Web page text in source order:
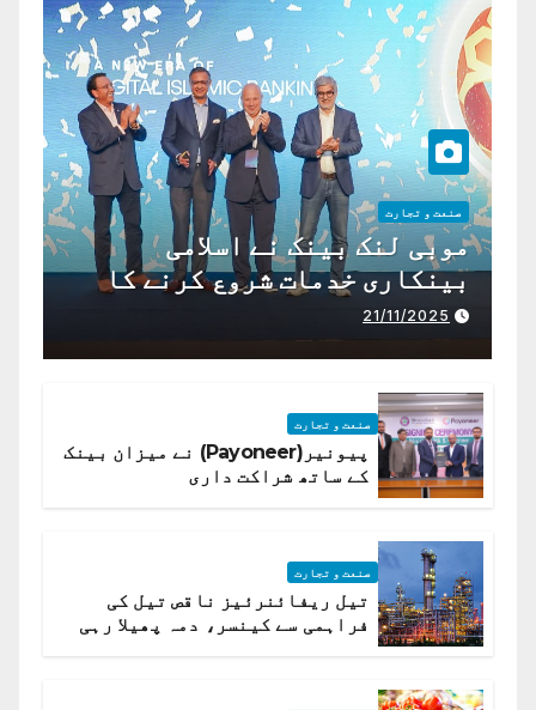
صنعت و تجارت
موبی لنک بینک نے اسلامی
بینکاری خدمات شروع کرنے کا
اعلان کیا ہے،
21/11/2025
صنعت و تجارت
پیونیر(Payoneer) نے میزان بینک
کے ساتھ شراکت داری
صنعت و تجارت
تیل ریفائنرئیز ناقص تیل کی
فراہمی سے کینسر، دمہ پھیلا رہی